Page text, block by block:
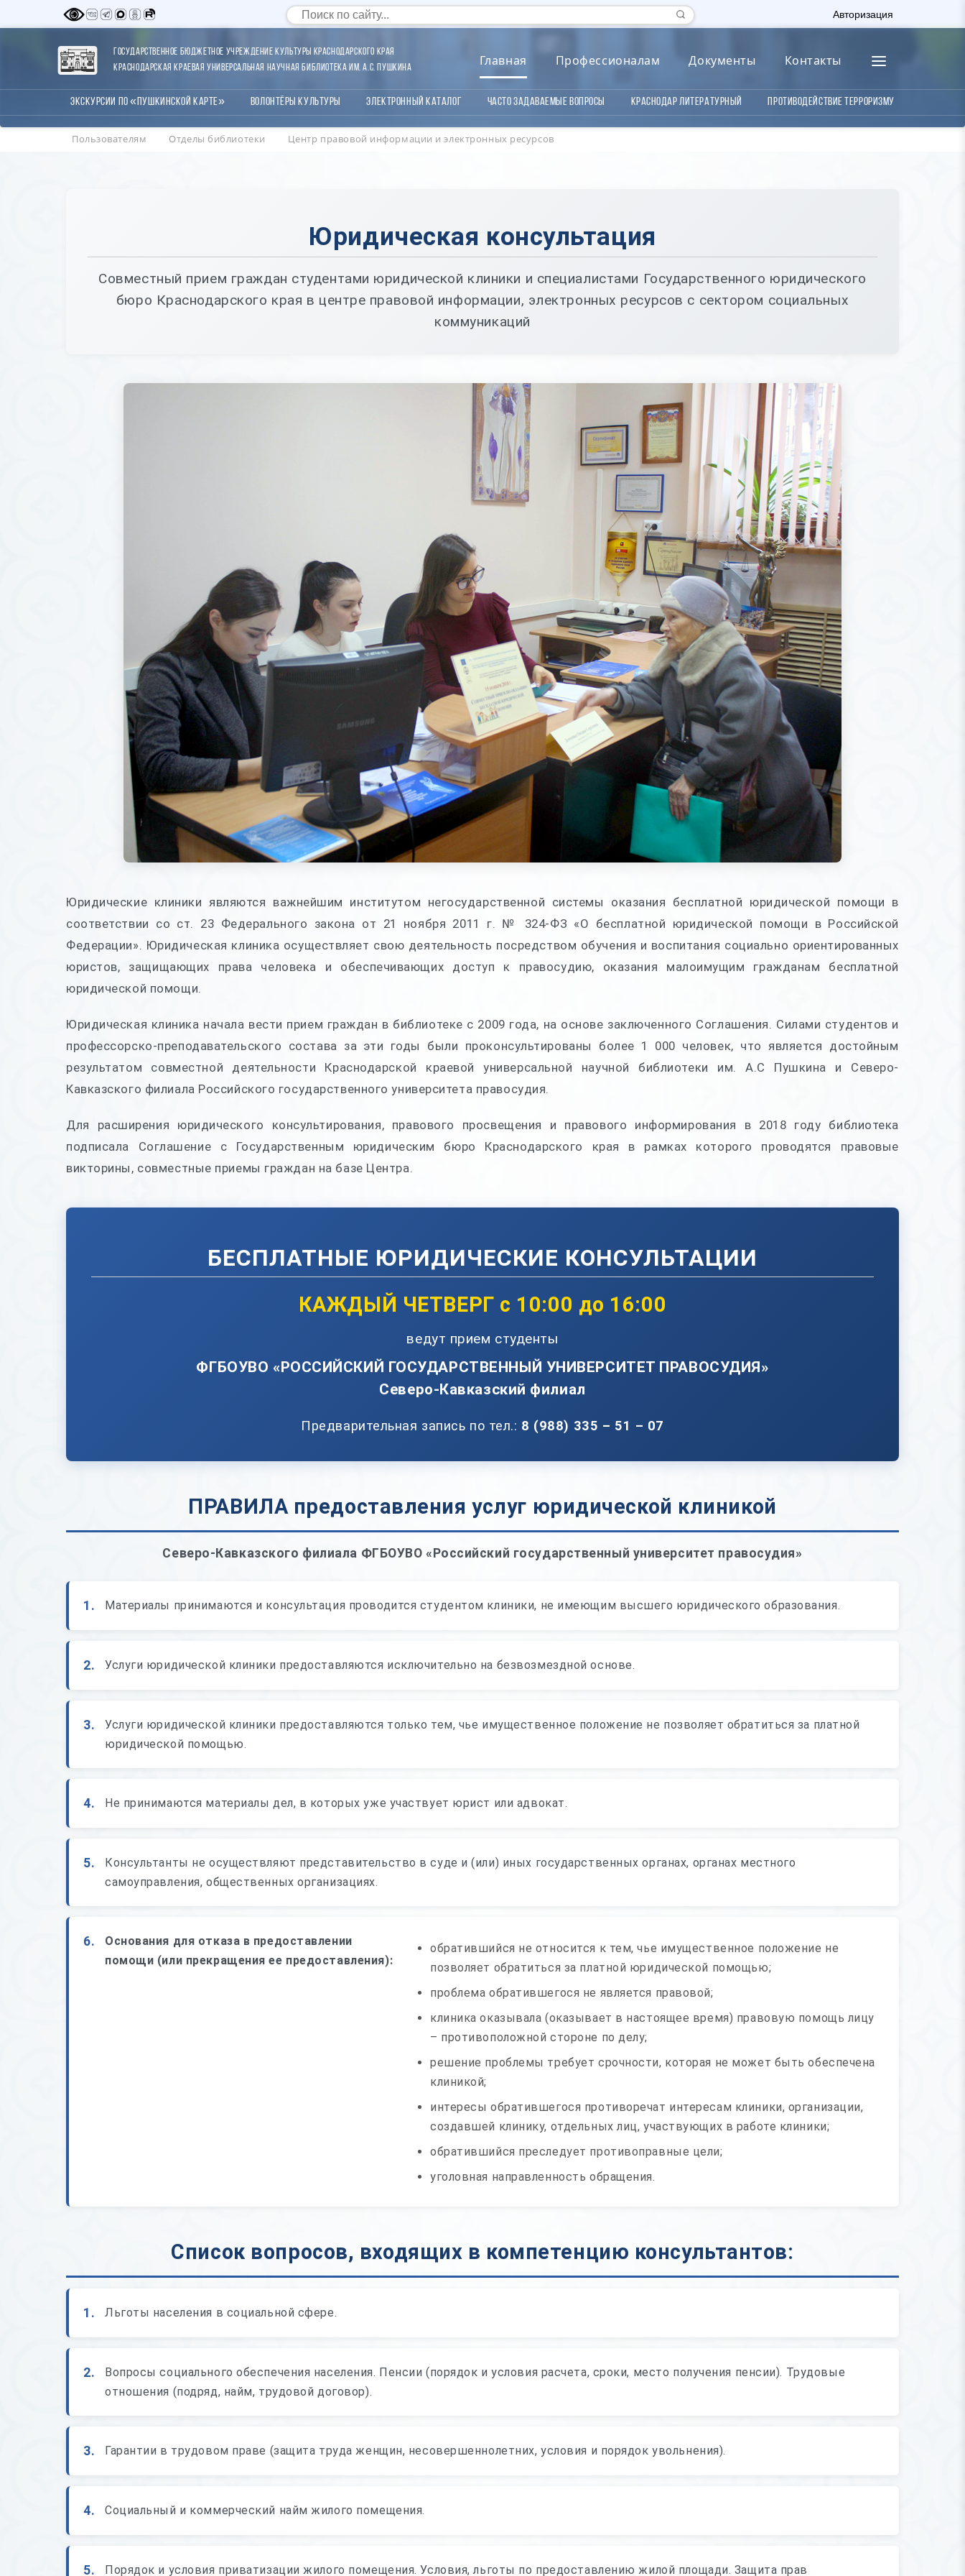
Авторизация
Государственное бюджетное учреждение культуры Краснодарского края
Краснодарская краевая универсальная научная библиотека им. А.С. Пушкина
Главная Профессионалам Документы Контакты
Экскурсии по «Пушкинской карте» Волонтёры Культуры Электронный каталог Часто задаваемые вопросы Краснодар литературный Противодействие терроризму
Пользователям Отделы библиотеки Центр правовой информации и электронных ресурсов
Юридическая консультация
Совместный прием граждан студентами юридической клиники и специалистами Государственного юридического
бюро Краснодарского края в центре правовой информации, электронных ресурсов с сектором социальных
коммуникаций
Юридические клиники являются важнейшим институтом негосударственной системы оказания бесплатной юридической помощи в
соответствии со ст. 23 Федерального закона от 21 ноября 2011 г. № 324-ФЗ «О бесплатной юридической помощи в Российской
Федерации». Юридическая клиника осуществляет свою деятельность посредством обучения и воспитания социально ориентированных
юристов, защищающих права человека и обеспечивающих доступ к правосудию, оказания малоимущим гражданам бесплатной
юридической помощи.
Юридическая клиника начала вести прием граждан в библиотеке с 2009 года, на основе заключенного Соглашения. Силами студентов и
профессорско-преподавательского состава за эти годы были проконсультированы более 1 000 человек, что является достойным
результатом совместной деятельности Краснодарской краевой универсальной научной библиотеки им. А.С Пушкина и Северо-
Кавказского филиала Российского государственного университета правосудия.
Для расширения юридического консультирования, правового просвещения и правового информирования в 2018 году библиотека
подписала Соглашение с Государственным юридическим бюро Краснодарского края в рамках которого проводятся правовые
викторины, совместные приемы граждан на базе Центра.
БЕСПЛАТНЫЕ ЮРИДИЧЕСКИЕ КОНСУЛЬТАЦИИ
КАЖДЫЙ ЧЕТВЕРГ с 10:00 до 16:00
ведут прием студенты
ФГБОУВО «РОССИЙСКИЙ ГОСУДАРСТВЕННЫЙ УНИВЕРСИТЕТ ПРАВОСУДИЯ»
Северо-Кавказский филиал
Предварительная запись по тел.: 8 (988) 335 – 51 – 07
ПРАВИЛА предоставления услуг юридической клиникой
Северо-Кавказского филиала ФГБОУВО «Российский государственный университет правосудия»
1. Материалы принимаются и консультация проводится студентом клиники, не имеющим высшего юридического образования.
2. Услуги юридической клиники предоставляются исключительно на безвозмездной основе.
3.
Услуги юридической клиники предоставляются только тем, чье имущественное положение не позволяет обратиться за платной
юридической помощью.
4. Не принимаются материалы дел, в которых уже участвует юрист или адвокат.
5.
Консультанты не осуществляют представительство в суде и (или) иных государственных органах, органах местного
самоуправления, общественных организациях.
6.
Основания для отказа в предоставлении
помощи (или прекращения ее предоставления):
обратившийся не относится к тем, чье имущественное положение не
позволяет обратиться за платной юридической помощью;
проблема обратившегося не является правовой;
клиника оказывала (оказывает в настоящее время) правовую помощь лицу
– противоположной стороне по делу;
решение проблемы требует срочности, которая не может быть обеспечена
клиникой;
интересы обратившегося противоречат интересам клиники, организации,
создавшей клинику, отдельных лиц, участвующих в работе клиники;
обратившийся преследует противоправные цели;
уголовная направленность обращения.
Список вопросов, входящих в компетенцию консультантов:
1. Льготы населения в социальной сфере.
2.
Вопросы социального обеспечения населения. Пенсии (порядок и условия расчета, сроки, место получения пенсии). Трудовые
отношения (подряд, найм, трудовой договор).
3. Гарантии в трудовом праве (защита труда женщин, несовершеннолетних, условия и порядок увольнения).
4. Социальный и коммерческий найм жилого помещения.
5. Порядок и условия приватизации жилого помещения. Условия, льготы по предоставлению жилой площади. Защита прав